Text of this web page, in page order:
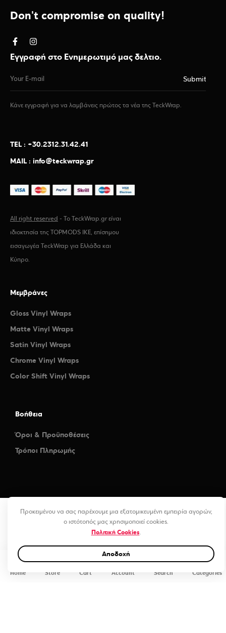
Don't compromise on quality!
Εγγραφή στο Ενημερωτιμό μας δελτιο.
Κάνε εγγραφή για να λαμβάνεις πρώτος τα νέα της TeckWrap.
TEL : +30.2312.31.42.41
MAIL : info@teckwrap.gr
All right reserved - Το TeckWrap.gr είναι
ιδιοκτησία της TOPMODS IKE, επίσημου
εισαγωγέα TeckWrap για Ελλάδα και
Κύπρο.
Μεμβράνες
Gloss Vinyl Wraps
Matte Vinyl Wraps
Satin Vinyl Wraps
Chrome Vinyl Wraps
Color Shift Vinyl Wraps
Βοήθεια
Όροι & Προϋποθέσεις
Τρόποι Πληρωμής
Προκειμένου να σας παρέχουμε μια εξατομικευμένη εμπειρία αγορών,
ο ιστότοπός μας χρησιμοποιεί cookies.
Πολιτική Cookies.
Αποδοχή
Home Store
0
Cart Account Search Categories